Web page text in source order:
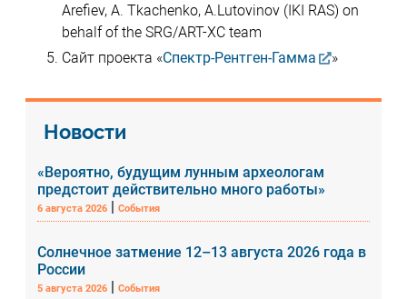
Arefiev, A. Tkachenko, A.Lutovinov (IKI RAS) on
behalf of the SRG/ART-XC team
Сайт проекта «Спектр-Рентген-Гамма »
Новости
«Вероятно, будущим лунным археологам
предстоит действительно много работы»
6 августа 2026 |События
Солнечное затмение 12–13 августа 2026 года в
России
5 августа 2026 |События